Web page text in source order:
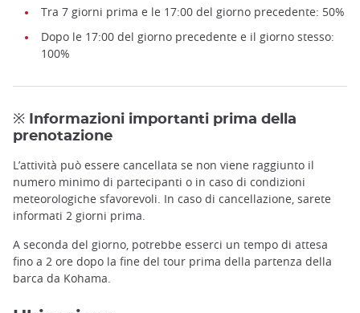
Tra 7 giorni prima e le 17:00 del giorno precedente: 50%
Dopo le 17:00 del giorno precedente e il giorno stesso:
100%
※ Informazioni importanti prima della
prenotazione
L’attività può essere cancellata se non viene raggiunto il
numero minimo di partecipanti o in caso di condizioni
meteorologiche sfavorevoli. In caso di cancellazione, sarete
informati 2 giorni prima.
A seconda del giorno, potrebbe esserci un tempo di attesa
fino a 2 ore dopo la fine del tour prima della partenza della
barca da Kohama.